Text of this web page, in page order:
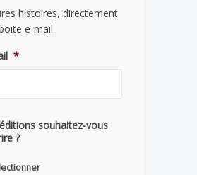
histoires, directement
e-mail.
*
souhaitez-vous
?